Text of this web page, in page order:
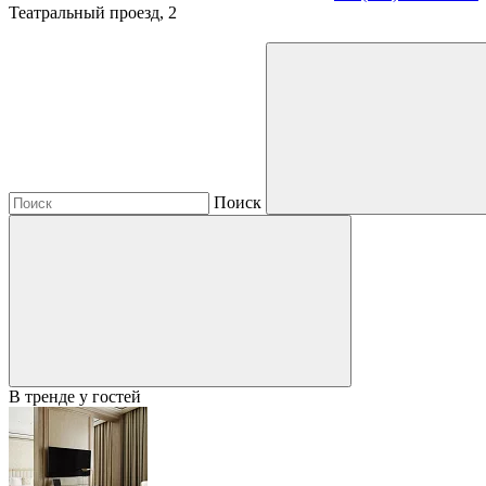
Театральный проезд, 2
Поиск
В тренде у гостей